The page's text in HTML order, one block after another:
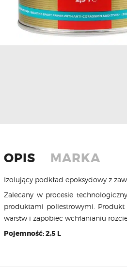
OPIS MARKA
Izolujący podkład epoksydowy z
Zalecany w procesie
produktami poliestrowymi.
warstw i zapobiec wchłanianiu
Pojemność: 2,5 L